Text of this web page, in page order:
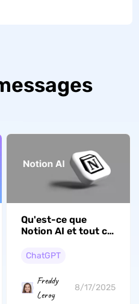
Qu'est-ce que
Notion AI et tout ce
savoir sur Notion AI
ChatGPT
Freddy
Leroy
8/17/2025